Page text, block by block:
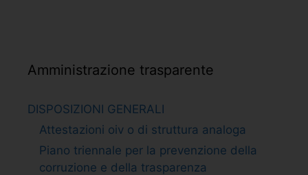
Amministrazione trasparente
DISPOSIZIONI GENERALI
Attestazioni oiv o di struttura analoga
Piano triennale per la prevenzione della
corruzione e della trasparenza